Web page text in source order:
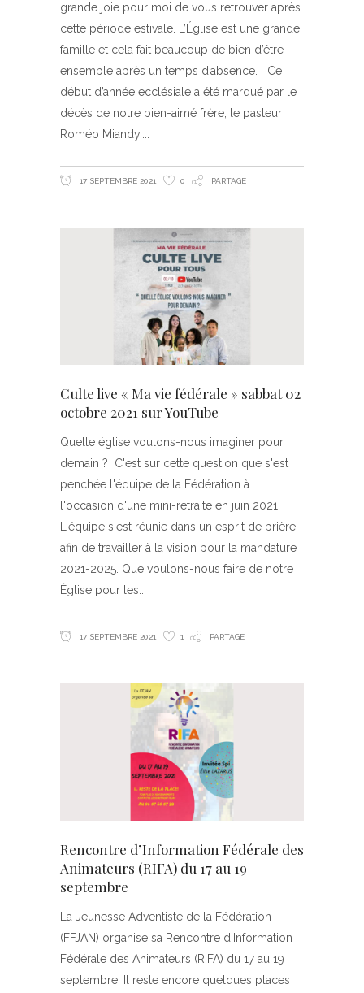
grande joie pour moi de vous retrouver après
cette période estivale. L’Église est une grande
famille et cela fait beaucoup de bien d’être
ensemble après un temps d’absence. Ce
début d’année ecclésiale a été marqué par le
décès de notre bien-aimé frère, le pasteur
Roméo Miandy.
17 SEPTEMBRE 2021 0 PARTAGE
Culte live « Ma vie fédérale » sabbat 02
octobre 2021 sur YouTube
Quelle église voulons-nous imaginer pour
demain ? C'est sur cette question que s'est
penchée l'équipe de la Fédération à
l'occasion d'une mini-retraite en juin 2021.
L'équipe s'est réunie dans un esprit de prière
afin de travailler à la vision pour la mandature
2021-2025. Que voulons-nous faire de notre
Église pour les
17 SEPTEMBRE 2021 1 PARTAGE
Rencontre d’Information Fédérale des
Animateurs (RIFA) du 17 au 19
septembre
La Jeunesse Adventiste de la Fédération
(FFJAN) organise sa Rencontre d’Information
Fédérale des Animateurs (RIFA) du 17 au 19
septembre. Il reste encore quelques places